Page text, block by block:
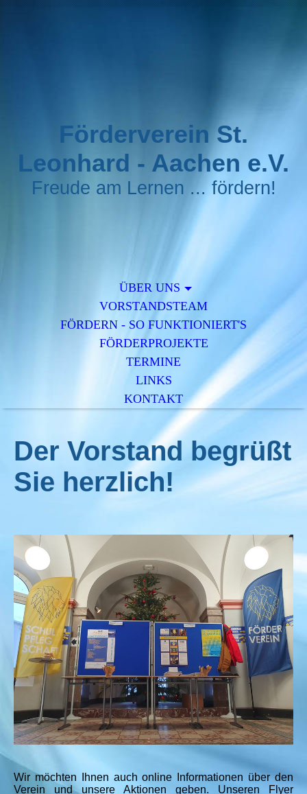
Förderverein St.
Leonhard - Aachen e.V.
Freude am Lernen ... fördern!
ÜBER UNS
VORSTANDSTEAM
FÖRDERN - SO FUNKTIONIERT'S
FÖRDERPROJEKTE
TERMINE
LINKS
KONTAKT
Der Vorstand begrüßt
Sie herzlich!
Wir möchten Ihnen auch online Informationen über den
Verein und unsere Aktionen geben. Unseren Flyer